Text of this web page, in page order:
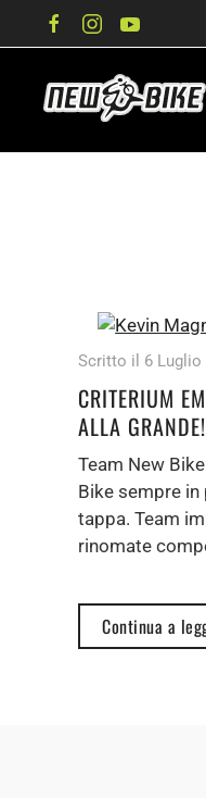
Scritto il 6 Luglio
CRITERIUM
ALLA GRANDE!
Team New
Bike sempre in
tappa. Team
rinomate
Continua a